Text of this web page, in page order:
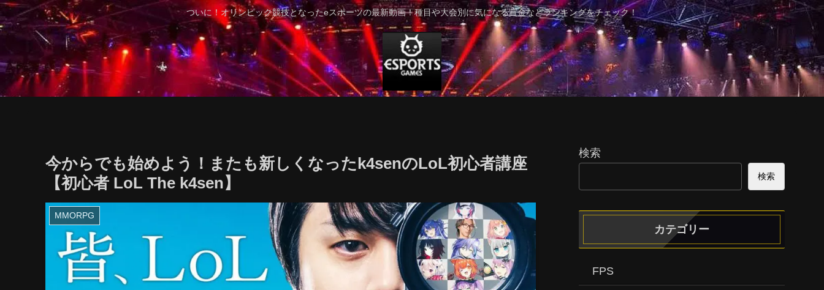
ついに！オリンピック競技となったeスポーツの最新動画！種目や大会別に気になる賞金などランキングをチェック！
今からでも始めよう！またも新しくなったk4senのLoL初心者講座
【初心者 LoL The k4sen】
MMORPG
検索
検索
カテゴリー
FPS